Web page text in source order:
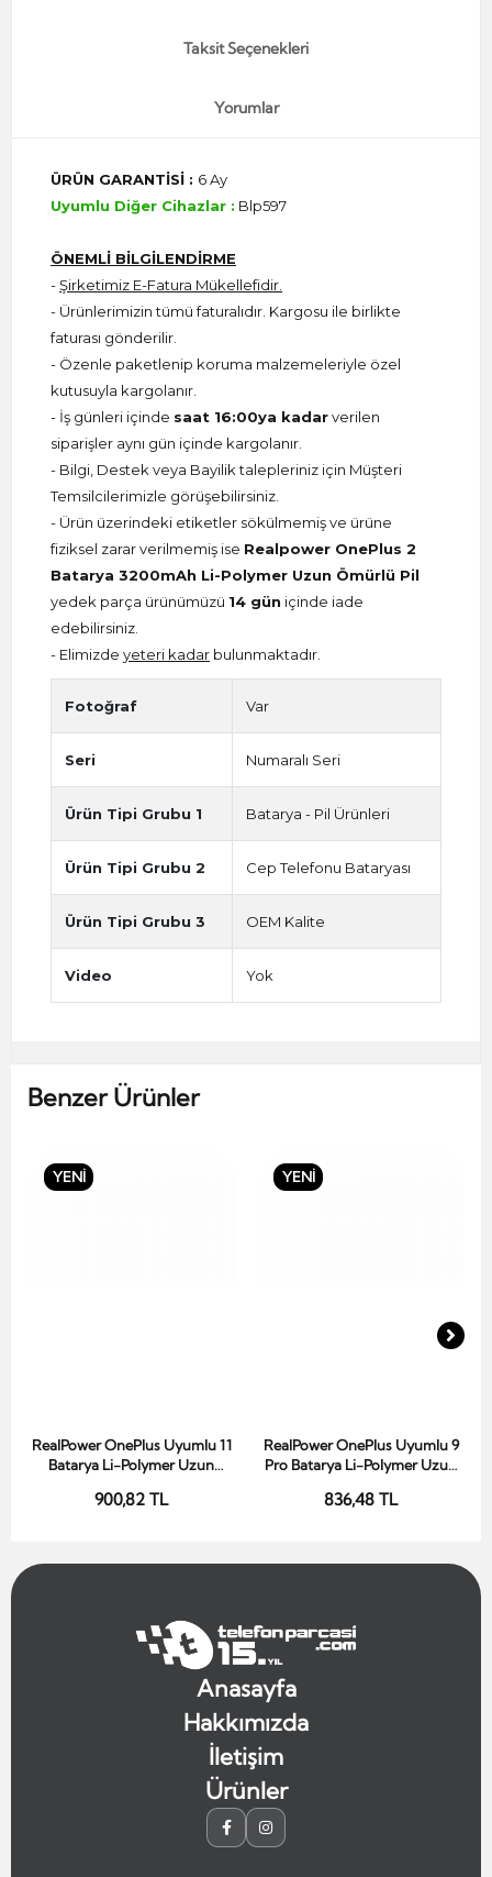
Taksit Seçenekleri
Yorumlar
ÜRÜN GARANTİSİ : 6 Ay
Uyumlu Diğer Cihazlar : Blp597
ÖNEMLİ BİLGİLENDİRME
-Şirketimiz E-Fatura Mükellefidir.
- Ürünlerimizin tümü faturalıdır. Kargosu ile birlikte
faturası gönderilir.
- Özenle paketlenip koruma malzemeleriyle özel
kutusuyla kargolanır.
- İş günleri içinde saat 16:00ya kadarverilen
siparişler aynı gün içinde kargolanır.
- Bilgi, Destek veya Bayilik talepleriniz için Müşteri
Temsilcilerimizle görüşebilirsiniz.
- Ürün üzerindeki etiketler sökülmemiş ve ürüne
fiziksel zarar verilmemiş ise Realpower OnePlus 2
Batarya 3200mAh Li-Polymer Uzun Ömürlü Pil
yedek parça ürünümüzü 14 gün içinde iade
edebilirsiniz.
- Elimizde yeteri kadar bulunmaktadır.
Fotoğraf Var
Seri Numaralı Seri
Ürün Tipi Grubu 1 Batarya - Pil Ürünleri
Ürün Tipi Grubu 2 Cep Telefonu Bataryası
Ürün Tipi Grubu 3 OEM Kalite
Video Yok
Benzer Ürünler
YENİ
Sepete Ekle
RealPower OnePlus Uyumlu 11
Batarya Li-Polymer Uzun
900,82 TL
YENİ
Sepete Ekle
RealPower OnePlus Uyumlu 9
Pro Batarya Li-Polymer Uzun
836,48 TL
Anasayfa
Hakkımızda
İletişim
Ürünler